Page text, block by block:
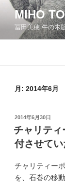
ン
MIHO
冨田美穂 牛の木
月: 2014年6月
投
稿
日:
2014年6月30日
チャリテ
付させてい
チャリティー
を、石巻の移